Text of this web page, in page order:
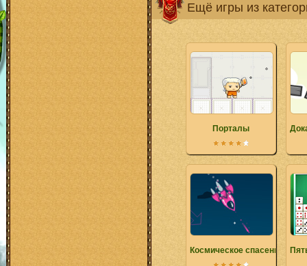
Ещё игры из
Порталы
Космическое спасение